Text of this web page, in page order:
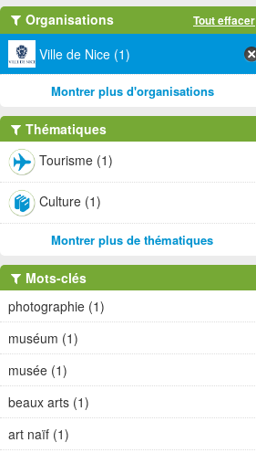
Organisations Tout effacer
Ville de Nice (1)
Montrer plus d'organisations
Thématiques
Tourisme (1)
Culture (1)
Montrer plus de thématiques
Mots-clés
photographie (1)
muséum (1)
musée (1)
beaux arts (1)
art naïf (1)